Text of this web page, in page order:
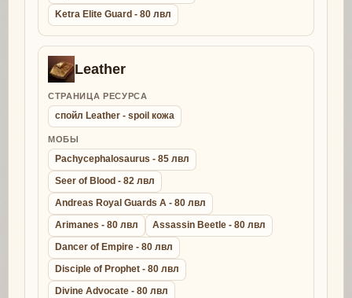
Ketra Elite Guard - 80 лвл
Leather
СТРАНИЦА РЕСУРСА
спойл Leather - spoil кожа
МОБЫ
Pachycephalosaurus - 85 лвл
Seer of Blood - 82 лвл
Andreas Royal Guards A - 80 лвл
Arimanes - 80 лвл
Assassin Beetle - 80 лвл
Dancer of Empire - 80 лвл
Disciple of Prophet - 80 лвл
Divine Advocate - 80 лвл